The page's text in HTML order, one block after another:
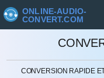
ONLINE-AUDIO-
CONVERT.COM
CONVERSION RAPIDE